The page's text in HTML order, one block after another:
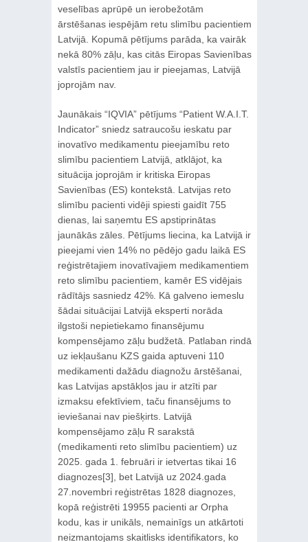
veselības aprūpē un ierobežotām
ārstēšanas iespējām retu slimību pacientiem
Latvijā. Kopumā pētījums parāda, ka vairāk
nekā 80% zāļu, kas citās Eiropas Savienības
valstīs pacientiem jau ir pieejamas, Latvijā
joprojām nav.
Jaunākais “IQVIA” pētījums “Patient W.A.I.T.
Indicator” sniedz satraucošu ieskatu par
inovatīvo medikamentu pieejamību reto
slimību pacientiem Latvijā, atklājot, ka
situācija joprojām ir kritiska Eiropas
Savienības (ES) kontekstā. Latvijas reto
slimību pacienti vidēji spiesti gaidīt 755
dienas, lai saņemtu ES apstiprinātas
jaunākās zāles. Pētījums liecina, ka Latvijā ir
pieejami vien 14% no pēdējo gadu laikā ES
reģistrētajiem inovatīvajiem medikamentiem
reto slimību pacientiem, kamēr ES vidējais
rādītājs sasniedz 42%. Kā galveno iemeslu
šādai situācijai Latvijā eksperti norāda
ilgstoši nepietiekamo finansējumu
kompensējamo zāļu budžetā. Patlaban rindā
uz iekļaušanu KZS gaida aptuveni 110
medikamenti dažādu diagnožu ārstēšanai,
kas Latvijas apstākļos jau ir atzīti par
izmaksu efektīviem, taču finansējums to
ieviešanai nav piešķirts. Latvijā
kompensējamo zāļu R sarakstā
(medikamenti reto slimību pacientiem) uz
2025. gada 1. februāri ir ietvertas tikai 16
diagnozes[3], bet Latvijā uz 2024.gada
27.novembri reģistrētas 1828 diagnozes,
kopā reģistrēti 19955 pacienti ar Orpha
kodu, kas ir unikāls, nemainīgs un atkārtoti
neizmantojams skaitlisks identifikators, ko